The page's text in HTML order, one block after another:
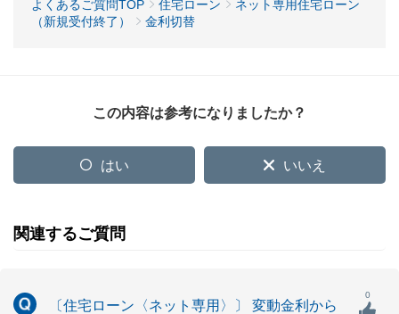
よくあるご質問TOP 住宅ローン
ネット専用住宅ローン
（新規受付終了）
金利切替
この内容は参考になりましたか？
はい いいえ
関連するご質問
〔住宅ローン〈ネット専用〉〕 変動金利から
0